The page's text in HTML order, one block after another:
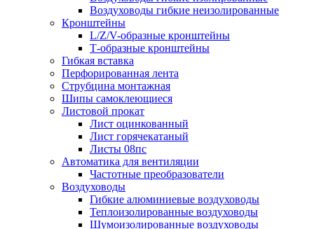
Воздуховоды гибкие неизолированные
Кронштейны
L/Z/V-образные кронштейны
Т-образные кронштейны
Гибкая вставка
Перфорированная лента
Струбцина монтажная
Шипы самоклеющиеся
Листовой прокат
Лист оцинкованный
Лист горячекатаный
Листы 08пс
Автоматика для вентиляции
Частотные преобразователи
Воздуховоды
Гибкие алюминиевые воздуховоды
Теплоизолированные воздуховоды
Шумоизолированные воздуховоды